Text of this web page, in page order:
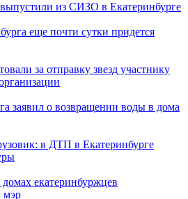
из СИЗО в Екатеринбурге
еще почти сутки придется
за отправку звезд участнику
заявил о возвращении воды в дома
в ДТП в Екатеринбурге
екатеринбуржцев
мэр